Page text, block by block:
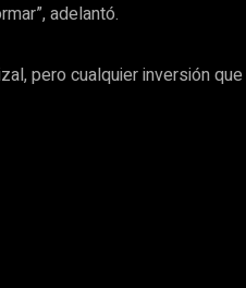
adelantó.
pero cualquier inversión que